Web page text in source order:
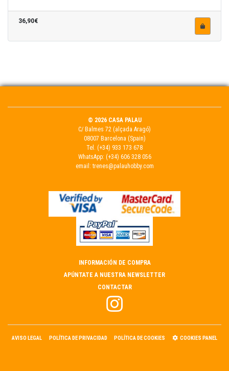
36,90€
© 2026 CASA PALAU
C/ Balmes 72 (alçada Aragó)
08007 Barcelona (Spain)
Tel. (+34) 933 173 678
WhatsApp: (+34) 606 328 056
email: trenes@palauhobby.com
INFORMACIÓN DE COMPRA
APÚNTATE A NUESTRA NEWSLETTER
CONTACTAR
AVISO LEGAL POLÍTICA DE PRIVACIDAD POLÍTICA DE COOKIES COOKIES PANEL